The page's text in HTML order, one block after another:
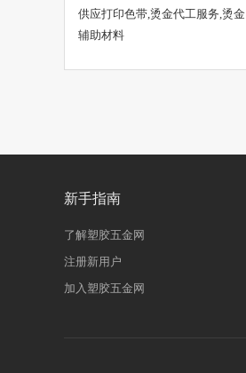
供应打印色带,烫金代工服务,烫金
辅助材料
新手指南
了解塑胶五金网
注册新用户
加入塑胶五金网